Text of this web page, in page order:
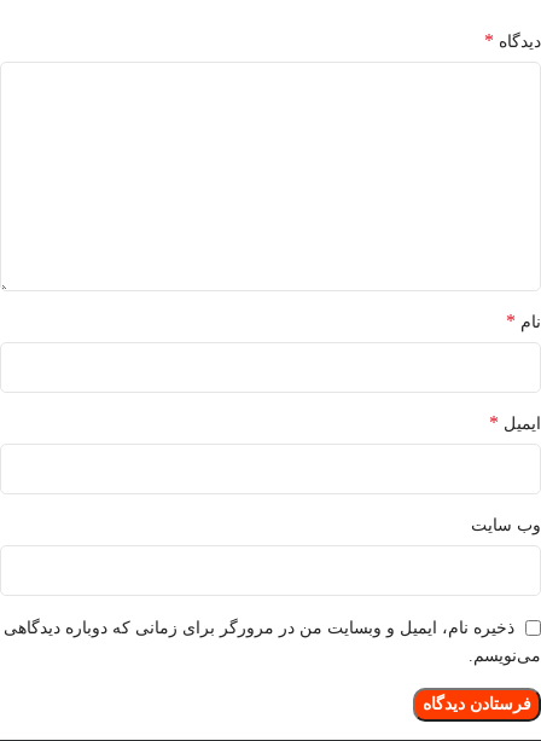
دیدگاه *
نام *
ایمیل *
وب‌ سایت
ذخیره نام، ایمیل و وبسایت من در مرورگر برای زمانی که دوباره دیدگاهی
می‌نویسم.